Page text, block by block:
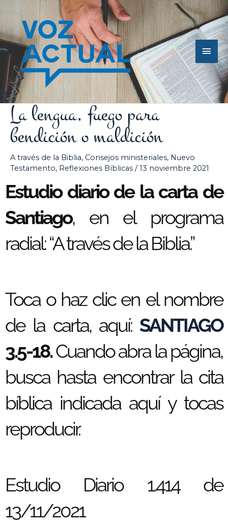
contenido
La lengua, fuego para
bendición o maldición
A través de la Biblia, Consejos ministeriales, Nuevo
Testamento, Reflexiones Bíblicas /13 noviembre 2021
Estudio diario de la carta de
Santiago, en el programa
radial: “A través de la Biblia.”
Toca o haz clic en el nombre
de la carta, aquí: SANTIAGO
3.5-18.Cuando abra la página,
busca hasta encontrar la cita
bíblica indicada aquí y tocas
reproducir.
Estudio Diario 1.414 de
13/11/2021